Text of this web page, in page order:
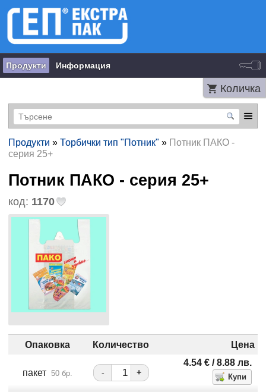
Продукти Информация
Количка
Продукти » Торбички тип "Потник" » Потник ПАКО -
серия 25+
Потник ПАКО - серия 25+
код: 1170
Опаковка Количество Цена
пакет 50 бр. - +
4.54 €/ 8.88 лв.